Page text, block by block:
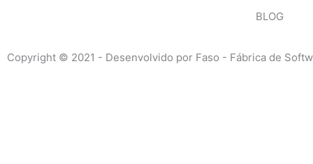
BLOG
Copyright © 2021 - Desenvolvido por Faso - Fábrica de